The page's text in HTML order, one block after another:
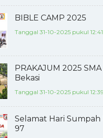
BIBLE CAMP 2025
Tanggal 31-10-2025 pukul 12:41
PRAKAJUM 2025
Bekasi
Tanggal 31-10-2025 pukul 12:39
Selamat Hari
97